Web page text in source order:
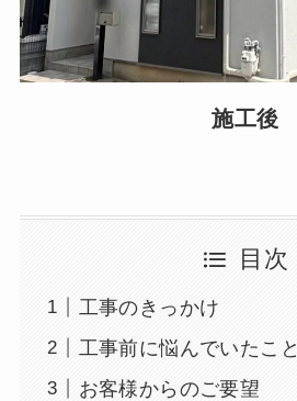
施工後
目次
工事のきっかけ
工事前に悩んでいたこと
お客様からのご要望